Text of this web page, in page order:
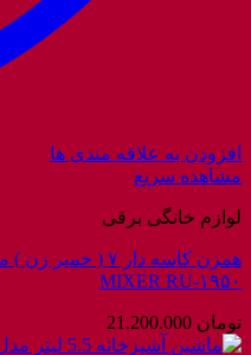
افزودن به علاقه مندی ها
مشاهده سریع
لوازم خانگی برقی
MIXER RU-۱۹۵۰
تومان